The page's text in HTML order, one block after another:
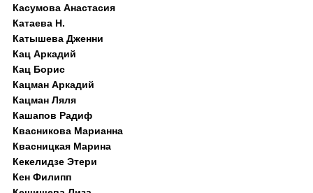
Касумова Анастасия
Катаева Н.
Катышева Дженни
Кац Аркадий
Кац Борис
Кацман Аркадий
Кацман Ляля
Кашапов Радиф
Квасникова Марианна
Квасницкая Марина
Кекелидзе Этери
Кен Филипп